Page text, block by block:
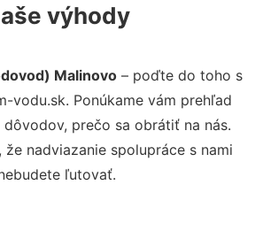
výhody
Malinovo – poďte do toho s
vodu.sk. Ponúkame vám prehľad
prečo sa obrátiť na nás.
že nadviazanie spolupráce s nami
ľutovať.